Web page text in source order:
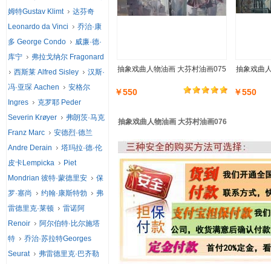
抽象戏曲人物油画 大芬村油画075
￥550
抽象戏曲
￥550
抽象戏曲人物油画 大芬村油画076
姆特Gustav Klimt
达芬奇
Leonardo da Vinci
乔治·康
多 George Condo
威廉·德·
库宁
弗拉戈纳尔 Fragonard
西斯莱 Alfred Sisley
汉斯·
冯·亚琛 Aachen
安格尔
Ingres
克罗耶 Peder
Severin Krøyer
弗朗茨·马克
Franz Marc
安德烈·德兰
Andre Derain
塔玛拉·德·伦
皮卡Lempicka
Piet
Mondrian 彼特·蒙德里安
保
罗·塞尚
约翰·康斯特勃
弗
雷德里克·莱顿
雷诺阿
Renoir
阿尔伯特·比尔施塔
特
乔治·苏拉特Georges
Seurat
弗雷德里克·巴齐勒